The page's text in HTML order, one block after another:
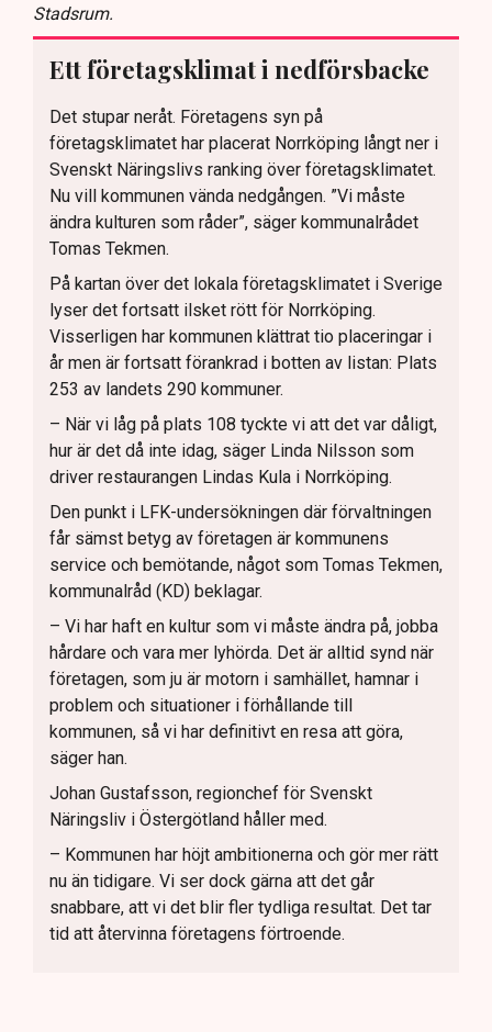
Stadsrum.
Ett företagsklimat i nedförsbacke
Det stupar neråt. Företagens syn på
företagsklimatet har placerat Norrköping långt ner i
Svenskt Näringslivs ranking över företagsklimatet.
Nu vill kommunen vända nedgången. ”Vi måste
ändra kulturen som råder”, säger kommunalrådet
Tomas Tekmen.
På kartan över det lokala företagsklimatet i Sverige
lyser det fortsatt ilsket rött för Norrköping.
Visserligen har kommunen klättrat tio placeringar i
år men är fortsatt förankrad i botten av listan: Plats
253 av landets 290 kommuner.
– När vi låg på plats 108 tyckte vi att det var dåligt,
hur är det då inte idag, säger Linda Nilsson som
driver restaurangen Lindas Kula i Norrköping.
Den punkt i LFK-undersökningen där förvaltningen
får sämst betyg av företagen är kommunens
service och bemötande, något som Tomas Tekmen,
kommunalråd (KD) beklagar.
– Vi har haft en kultur som vi måste ändra på, jobba
hårdare och vara mer lyhörda. Det är alltid synd när
företagen, som ju är motorn i samhället, hamnar i
problem och situationer i förhållande till
kommunen, så vi har definitivt en resa att göra,
säger han.
Johan Gustafsson, regionchef för Svenskt
Näringsliv i Östergötland håller med.
– Kommunen har höjt ambitionerna och gör mer rätt
nu än tidigare. Vi ser dock gärna att det går
snabbare, att vi det blir fler tydliga resultat. Det tar
tid att återvinna företagens förtroende.